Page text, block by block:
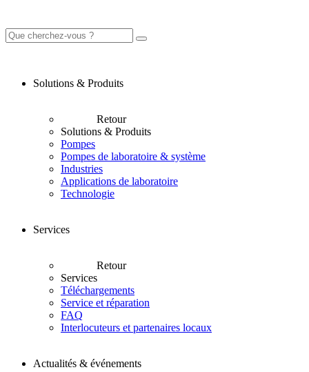
Solutions & Produits
Retour
Solutions & Produits
Pompes
Pompes de laboratoire & système
Industries
Applications de laboratoire
Technologie
Services
Retour
Services
Téléchargements
Service et réparation
FAQ
Interlocuteurs et partenaires locaux
Actualités & événements